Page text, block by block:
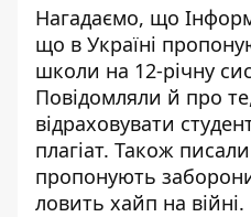
Нагадаємо, що
що в Україні
школи на 12-річну
Повідомляли й про
відраховувати
плагіат. Також
пропонують
ловить хайп на війні.